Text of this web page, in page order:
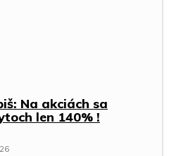
Na akciách sa
len 140% !